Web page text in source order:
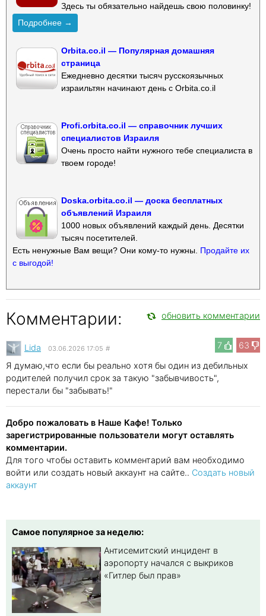
Здесь ты обязательно найдешь свою половинку!
Подробнее →
Orbita.co.il — Популярная домашняя
страница
Ежедневно десятки тысяч русскоязычных
израильтян начинают день с Orbita.co.il
Profi.orbita.co.il — справочник лучших
специалистов Израиля
Очень просто найти нужного тебе специалиста в
твоем городе!
Doska.orbita.co.il — доска бесплатных
объявлений Израиля
1000 новых объявлений каждый день. Десятки
тысяч посетителей.
Есть ненужные Вам вещи? Они кому-то нужны. Продайте их
с выгодой!
Комментарии: обновить комментарии
7 63
Lida 03.06.2026 17:05 #
Я думаю,что если бы реально хотя бы один из дебильных
родителей получил срок за такую "забывчивость",
перестали бы "забывать!"
Добро пожаловать в Наше Кафе! Только
зарегистрированные пользователи могут оставлять
комментарии.
Для того чтобы оставить комментарий вам необходимо
войти или создать новый аккаунт на сайте.. Создать новый
аккаунт
Самое популярное за неделю:
Антисемитский инцидент в
аэропорту начался с выкриков
«Гитлер был прав»